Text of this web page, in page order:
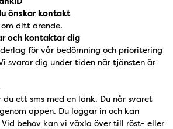
önskar kontakt
ditt ärende.
och kontaktar dig
för vår bedömning och prioritering
svarar dig under tiden när tjänsten är
ett sms med en länk. Du når svaret
appen. Du loggar in och kan
behov kan vi växla över till röst- eller